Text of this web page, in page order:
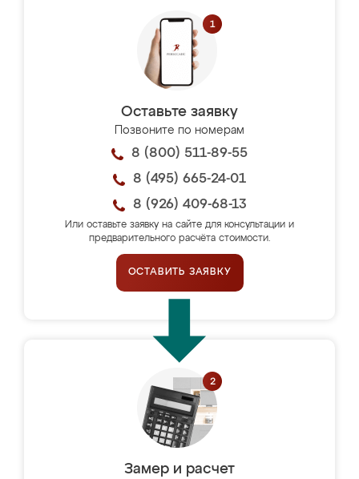
Оставьте заявку
Позвоните по номерам
8 (800) 511-89-55
8 (495) 665-24-01
8 (926) 409-68-13
Или оставьте заявку на сайте для консультации и
предварительного расчёта стоимости.
ОСТАВИТЬ ЗАЯВКУ
Замер и расчет